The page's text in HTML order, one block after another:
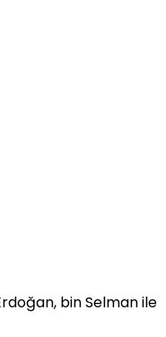
bin Selman ile